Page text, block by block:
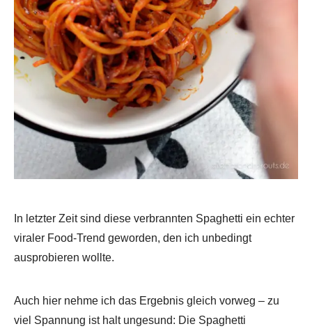
In letzter Zeit sind diese verbrannten Spaghetti ein echter
viraler Food-Trend geworden, den ich unbedingt
ausprobieren wollte.
Auch hier nehme ich das Ergebnis gleich vorweg – zu
viel Spannung ist halt ungesund: Die Spaghetti